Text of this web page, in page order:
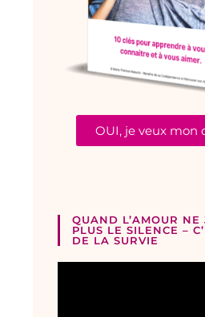
OUI, je veux mon
QUAND L’AMOUR NE
PLUS LE SILENCE –
DE LA SURVIE